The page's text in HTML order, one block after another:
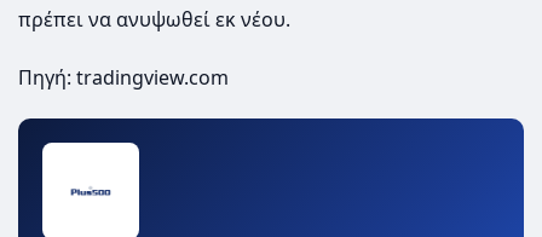
πρέπει να ανυψωθεί εκ νέου.
Πηγή: tradingview.com